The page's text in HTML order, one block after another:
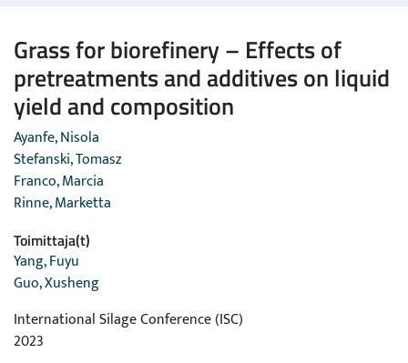
Grass for biorefinery – Effects of
pretreatments and additives on liquid
yield and composition
Ayanfe, Nisola
Stefanski, Tomasz
Franco, Marcia
Rinne, Marketta
Toimittaja(t)
Yang, Fuyu
Guo, Xusheng
International Silage Conference (ISC)
2023